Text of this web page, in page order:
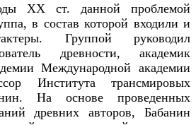
ст. данной проблемой
в состав которой входили и
Группой руководил
древности, академик
Международной академии
Института трансмировых
На основе проведенных
древних авторов, Бабанин